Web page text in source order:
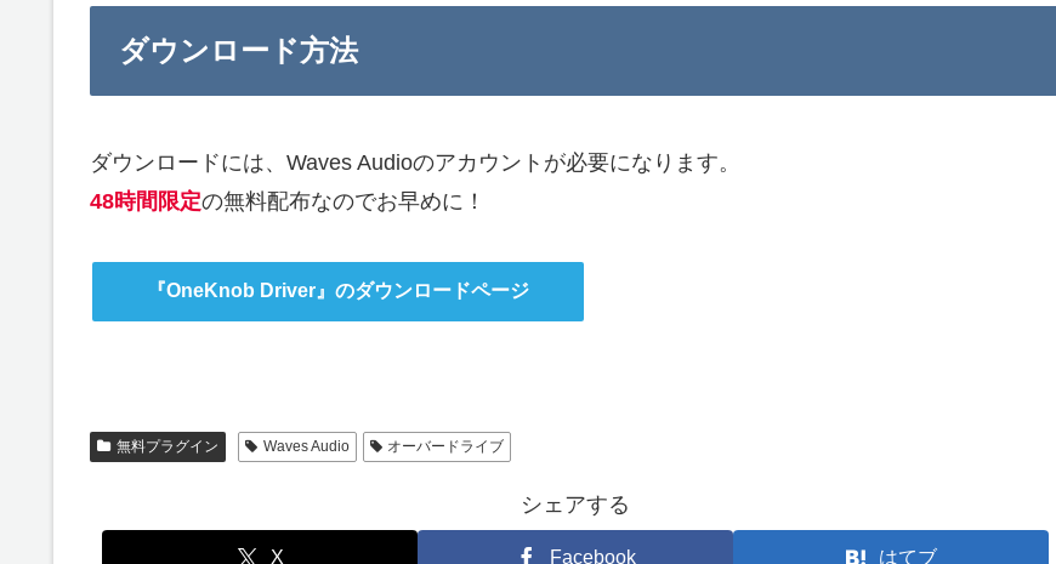
ダウンロード方法
ダウンロードには、Waves Audioのアカウントが必要になります。
48時間限定の無料配布なのでお早めに！
『OneKnob Driver』のダウンロードページ
無料プラグイン Waves Audio オーバードライブ
シェアする
X Facebook はてブ